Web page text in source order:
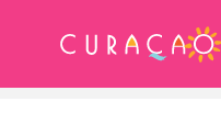
MIJN